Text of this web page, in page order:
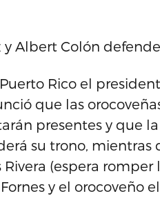
Albert Colón
Rico el
que las
presentes y que
su trono,
(espera
y el orocoveño